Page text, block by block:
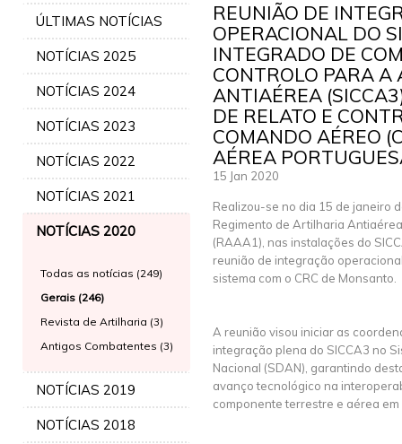
ÚLTIMAS NOTÍCIAS
NOTÍCIAS 2025
NOTÍCIAS 2024
NOTÍCIAS 2023
NOTÍCIAS 2022
NOTÍCIAS 2021
NOTÍCIAS 2020
Todas as notícias (249)
Gerais (246)
Revista de Artilharia (3)
Antigos Combatentes (3)
NOTÍCIAS 2019
NOTÍCIAS 2018
REUNIÃO DE
OPERACIONAL DO
INTEGRADO DE
CONTROLO PARA
ANTIAÉREA
DE RELATO E
COMANDO AÉREO
AÉREA
15 Jan 2020
Realizou-se no dia 15 de janeiro
Regimento de Artilharia Antiaérea
(RAAA1), nas instalações do
reunião de integração
sistema com o CRC de Monsanto.
A reunião visou iniciar as
integração plena do SICCA3 no
Nacional (SDAN), garantindo
avanço tecnológico na
componente terrestre e aérea